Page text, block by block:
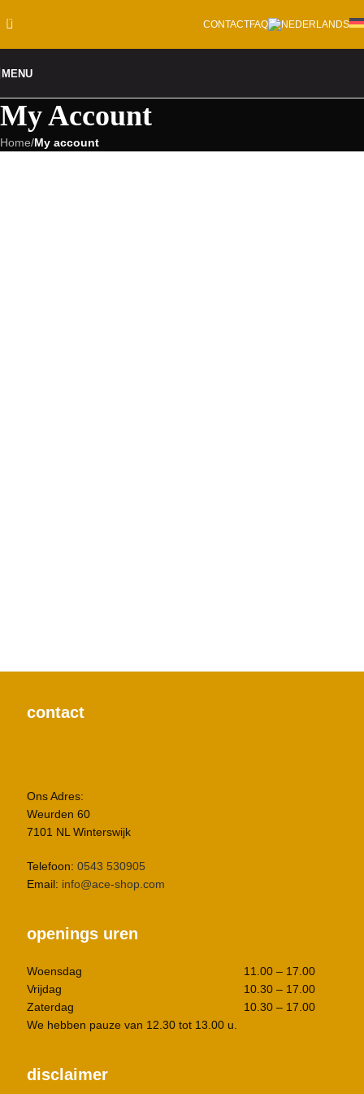
Skip to navigation
CONTACTFAQ
MENU
My Account
Home/My account
contact
Ons Adres:
Weurden 60
7101 NL Winterswijk
Telefoon: 0543 530905
Email: info@ace-shop.com
openings uren
Woensdag
Vrijdag
Zaterdag
11.00 – 17.00
10.30 – 17.00
10.30 – 17.00
We hebben pauze van 12.30 tot 13.00 u.
disclaimer